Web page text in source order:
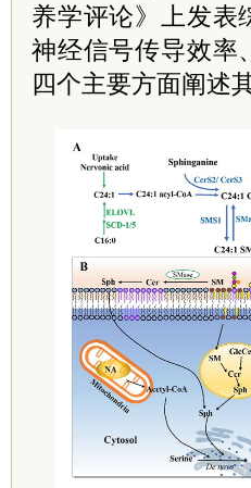
养学评论》上发表
神经信号传导效率
四个主要方面阐述